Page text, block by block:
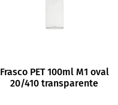
Frasco PET 100ml M1 oval
20/410 transparente